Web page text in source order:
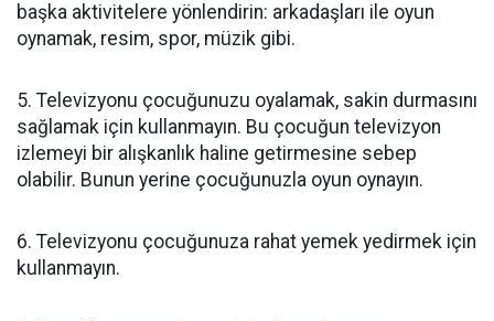
başka aktivitelere yönlendirin: arkadaşları ile oyun
oynamak, resim, spor, müzik gibi.
5. Televizyonu çocuğunuzu oyalamak, sakin durmasını
sağlamak için kullanmayın. Bu çocuğun televizyon
izlemeyi bir alışkanlık haline getirmesine sebep
olabilir. Bunun yerine çocuğunuzla oyun oynayın.
6. Televizyonu çocuğunuza rahat yemek yedirmek için
kullanmayın.